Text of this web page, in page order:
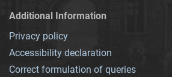
Additional Information
Privacy policy
Accessibility declaration
Correct formulation of queries